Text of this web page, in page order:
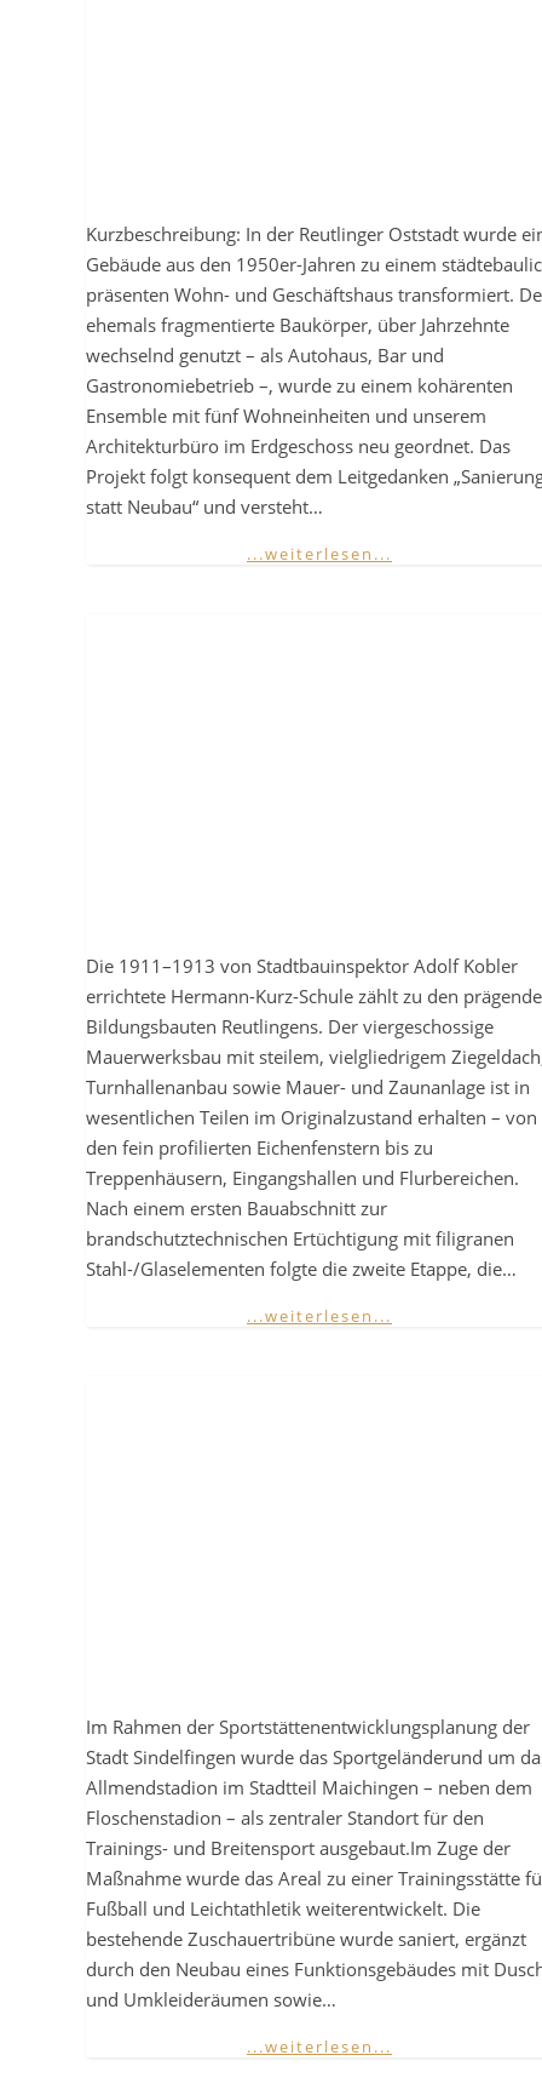
Kurzbeschreibung: In der Reutlinger Oststadt wurde
Gebäude aus den 1950er-Jahren zu einem
präsenten Wohn- und Geschäftshaus transformiert.
ehemals fragmentierte Baukörper, über Jahrzehnte
wechselnd genutzt – als Autohaus, Bar und
Gastronomiebetrieb –, wurde zu einem kohärenten
Ensemble mit fünf Wohneinheiten und unserem
Architekturbüro im Erdgeschoss neu geordnet. Das
Projekt folgt konsequent dem Leitgedanken
statt Neubau“ und versteht…
...weiterlesen...
Die 1911–1913 von Stadtbauinspektor Adolf Kobler
errichtete Hermann-Kurz-Schule zählt zu den
Bildungsbauten Reutlingens. Der viergeschossige
Mauerwerksbau mit steilem, vielgliedrigem
Turnhallenanbau sowie Mauer- und Zaunanlage ist in
wesentlichen Teilen im Originalzustand erhalten – von
den fein profilierten Eichenfenstern bis zu
Treppenhäusern, Eingangshallen und Flurbereichen.
Nach einem ersten Bauabschnitt zur
brandschutztechnischen Ertüchtigung mit filigranen
Stahl-/Glaselementen folgte die zweite Etappe, die…
...weiterlesen...
Im Rahmen der Sportstättenentwicklungsplanung der
Stadt Sindelfingen wurde das Sportgeländerund um
Allmendstadion im Stadtteil Maichingen – neben dem
Floschenstadion – als zentraler Standort für den
Trainings- und Breitensport ausgebaut.Im Zuge der
Maßnahme wurde das Areal zu einer Trainingsstätte
Fußball und Leichtathletik weiterentwickelt. Die
bestehende Zuschauertribüne wurde saniert, ergänzt
durch den Neubau eines Funktionsgebäudes mit
und Umkleideräumen sowie…
...weiterlesen...